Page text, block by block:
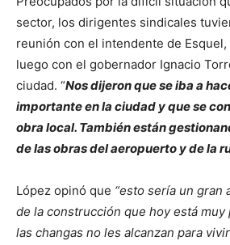
sector, los dirigentes sindicales
reunión con el intendente de Esquel,
luego con el gobernador Ignacio
ciudad. “Nos dijeron que se iba a
importante en la ciudad y que se
obra local. También están
de las obras del aeropuerto y de la
López opinó que “esto sería un gran
de la construcción que hoy está muy
las changas no les alcanzan para